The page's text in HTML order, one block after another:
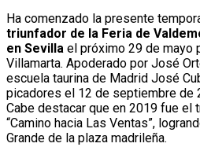
Ha comenzado la presente
triunfador de la Feria de
en Sevilla el próximo 29 de mayo
Villamarta. Apoderado por José
escuela taurina de Madrid José
picadores el 12 de septiembre de
Cabe destacar que en 2019 fue el
“Camino hacia Las Ventas”,
Grande de la plaza madrileña.